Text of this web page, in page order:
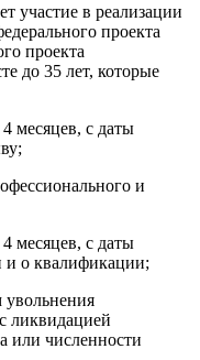
участие в реализации
проекта
проекта
до 35 лет, которые
месяцев, с даты
и
месяцев, с даты
и о квалификации;
ликвидацией
или численности